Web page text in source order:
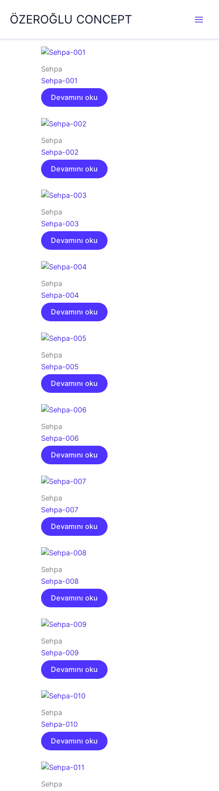
atlaÖZEROĞLU CONCEPT
Sehpa
Sehpa-001
Devamını oku
Sehpa
Sehpa-002
Devamını oku
Sehpa
Sehpa-003
Devamını oku
Sehpa
Sehpa-004
Devamını oku
Sehpa
Sehpa-005
Devamını oku
Sehpa
Sehpa-006
Devamını oku
Sehpa
Sehpa-007
Devamını oku
Sehpa
Sehpa-008
Devamını oku
Sehpa
Sehpa-009
Devamını oku
Sehpa
Sehpa-010
Devamını oku
Sehpa